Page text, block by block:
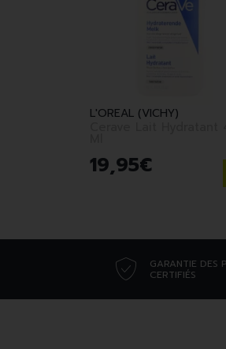
L'OREAL (VICHY)
19,95€
GARANTIE DES
CERTIFIÉS